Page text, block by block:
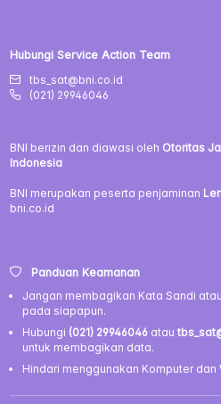
Hubungi Service Action Team
tbs_sat@bni.co.id
(021) 29946046
BNI berizin dan diawasi oleh Otoritas
Indonesia
BNI merupakan peserta penjaminan
bni.co.id
Panduan Keamanan
Jangan membagikan Kata Sandi
pada siapapun.
Hubungi (021) 29946046atau
untuk membagikan data.
Hindari menggunakan Komputer dan